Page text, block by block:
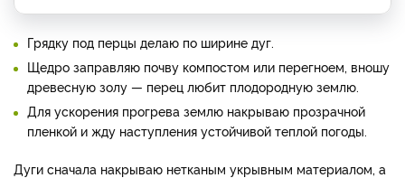
Грядку под перцы делаю по ширине дуг.
Щедро заправляю почву компостом или перегноем, вношу
древесную золу — перец любит плодородную землю.
Для ускорения прогрева землю накрываю прозрачной
пленкой и жду наступления устойчивой теплой погоды.
Дуги сначала накрываю нетканым укрывным материалом, а